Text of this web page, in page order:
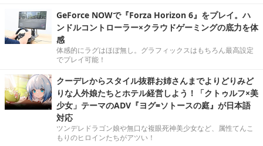
GeForce NOWで『Forza Horizon 6』をプレイ。ハ
ンドルコントローラー×クラウドゲーミングの底力を体
感
体感的にラグはほぼ無し。グラフィックスはもちろん最高設定
でプレイ可能！
クーデレからスタイル抜群お姉さんまでよりどりみど
りな人外娘たちとホテル経営しよう！「クトゥルフ×美
少女」テーマのADV『ヨグ=ソトースの庭』が日本語
対応
ツンデレドラゴン娘や無口な複眼死神美少女など、属性てんこ
もりのヒロインたちがアツい！